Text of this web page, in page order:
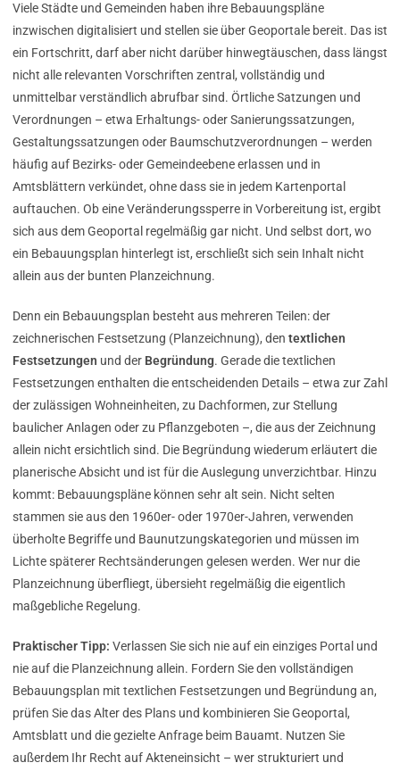
Viele Städte und Gemeinden haben ihre Bebauungspläne
inzwischen digitalisiert und stellen sie über Geoportale bereit. Das ist
ein Fortschritt, darf aber nicht darüber hinwegtäuschen, dass längst
nicht alle relevanten Vorschriften zentral, vollständig und
unmittelbar verständlich abrufbar sind. Örtliche Satzungen und
Verordnungen – etwa Erhaltungs- oder Sanierungssatzungen,
Gestaltungssatzungen oder Baumschutzverordnungen – werden
häufig auf Bezirks- oder Gemeindeebene erlassen und in
Amtsblättern verkündet, ohne dass sie in jedem Kartenportal
auftauchen. Ob eine Veränderungssperre in Vorbereitung ist, ergibt
sich aus dem Geoportal regelmäßig gar nicht. Und selbst dort, wo
ein Bebauungsplan hinterlegt ist, erschließt sich sein Inhalt nicht
allein aus der bunten Planzeichnung.
Denn ein Bebauungsplan besteht aus mehreren Teilen: der
zeichnerischen Festsetzung (Planzeichnung), den textlichen
Festsetzungen und der Begründung. Gerade die textlichen
Festsetzungen enthalten die entscheidenden Details – etwa zur Zahl
der zulässigen Wohneinheiten, zu Dachformen, zur Stellung
baulicher Anlagen oder zu Pflanzgeboten –, die aus der Zeichnung
allein nicht ersichtlich sind. Die Begründung wiederum erläutert die
planerische Absicht und ist für die Auslegung unverzichtbar. Hinzu
kommt: Bebauungspläne können sehr alt sein. Nicht selten
stammen sie aus den 1960er- oder 1970er-Jahren, verwenden
überholte Begriffe und Baunutzungskategorien und müssen im
Lichte späterer Rechtsänderungen gelesen werden. Wer nur die
Planzeichnung überfliegt, übersieht regelmäßig die eigentlich
maßgebliche Regelung.
Praktischer Tipp: Verlassen Sie sich nie auf ein einziges Portal und
nie auf die Planzeichnung allein. Fordern Sie den vollständigen
Bebauungsplan mit textlichen Festsetzungen und Begründung an,
prüfen Sie das Alter des Plans und kombinieren Sie Geoportal,
Amtsblatt und die gezielte Anfrage beim Bauamt. Nutzen Sie
außerdem Ihr Recht auf Akteneinsicht – wer strukturiert und